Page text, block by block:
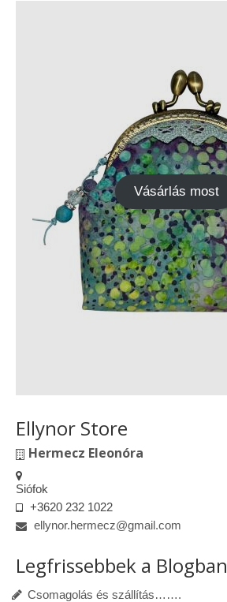
Vásárlás most
Ellynor Store
Hermecz Eleonóra
Siófok
+3620 232 1022
ellynor.hermecz@gmail.com
Legfrissebbek a Blogban
Csomagolás és szállítás…….